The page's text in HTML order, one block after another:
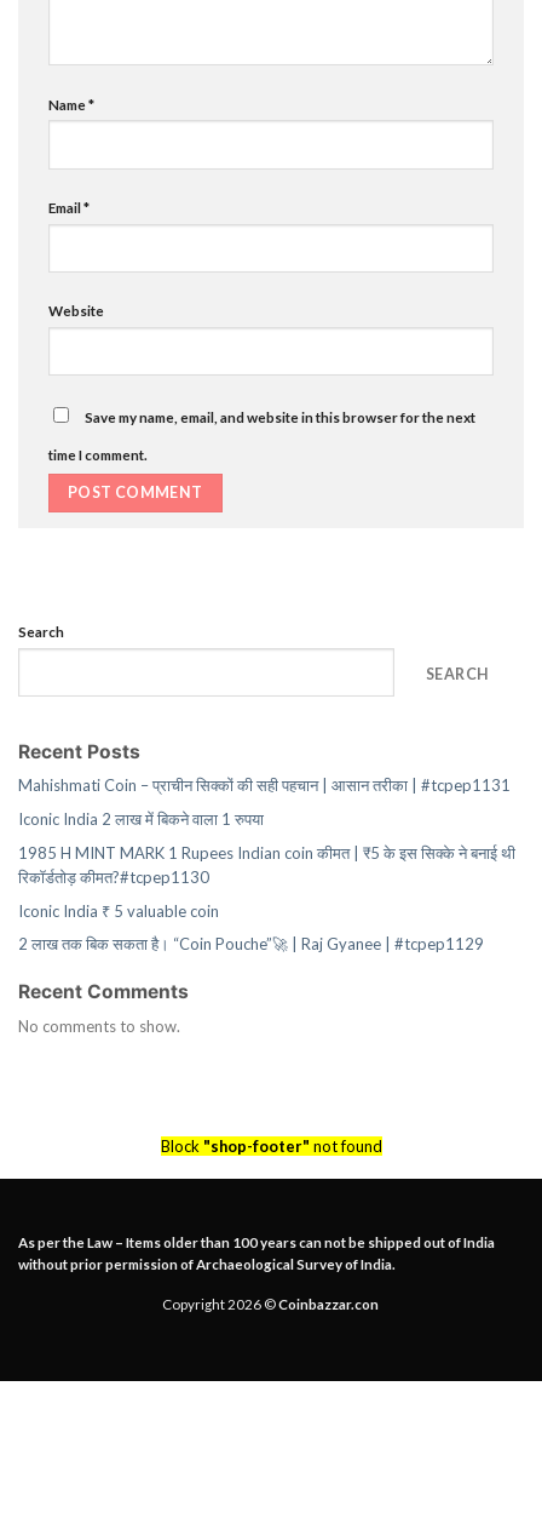
Name*
Email*
Website
Save my name, email, and website in this browser for the next
time I comment.
Search
SEARCH
Recent Posts
Mahishmati Coin – प्राचीन सिक्कों की सही पहचान | आसान तरीका | #tcpep1131
Iconic India 2 लाख में बिकने वाला 1 रुपया
1985 H MINT MARK 1 Rupees Indian coin कीमत | ₹5 के इस सिक्के ने बनाई थी
रिकॉर्डतोड़ कीमत?#tcpep1130
Iconic India ₹ 5 valuable coin
2 लाख तक बिक सकता है। “Coin Pouche”🚀 | Raj Gyanee | #tcpep1129
Recent Comments
No comments to show.
Block "shop-footer" not found
As per the Law – Items older than 100 years can not be shipped out of India
without prior permission of Archaeological Survey of India.
Copyright 2026 ©Coinbazzar.con